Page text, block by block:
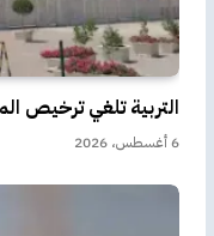
التربية تلغي ترخيص
6 أغسطس، 2026